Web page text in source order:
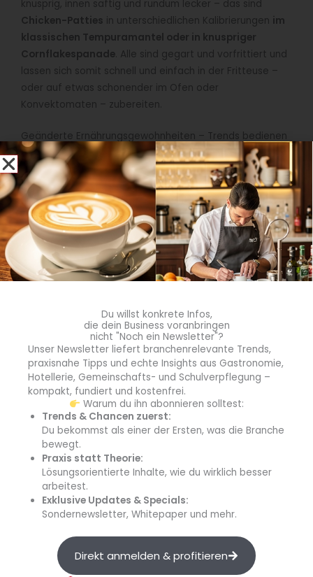
knusprig, innen saftig und rundum lecker – das sind
Chicken-Patties in unterschiedlichen Kalibrierungen im
klassischen Tempuramantel oder in knuspriger
Cornflakespanade . Alle sind gegart und vorfrittiert und
lassen sich somit schnell und einfach in der Fritteuse –
oder auf etwas schonender im Ofen oder
Konvektomaten – zubereiten.
Geänderte Ernährungsgewohnheiten – Trends bedienen
Gäste fragen vermehrt nach Angeboten mit weniger
oder ganz ohne Fleisch? Foodworks hat auch hier die
passende Lösung. DerSuperburgerin zwei
Grammaturen bietet vollen Geschmack bei nur
51 Prozent Fleisch. Hier sorgt die abgestimmte
Kombination von saftigemBeef, Erbsenprotein und
einer feinen Würzungfür ein vollmundiges
Geschmackserlebnis.
Basis greifen Profis im Außer-Haus-Markt zum
Powered-Cornflakes-Burger.Dieserrein pflanzliche
Burger auf Erbsenproteinbasis kommt mit einer
Cornflakespanade extra knusprig daher. Gegart,
vorfrittiert und tiefgefroren muss er lediglich in Fritteuse,
Konvektomat oder Backofen zubereitet und mit
veganen Garnituren als trendiger Burger für den
fleischlosen Genuss serviert werden.
Das umfangreiche Burgerpatty-Sortiment und weitere
Fingerfood- und Snackprodukte finden Sie auf der
Unternehmenswebsite.
Du willst konkrete Infos,
die dein Business voranbringen
nicht "Noch ein Newsletter"?
Unser Newsletter liefert branchenrelevante Trends,
praxisnahe Tipps und echte Insights aus Gastronomie,
Hotellerie, Gemeinschafts- und Schulverpflegung –
kompakt, fundiert und kostenfrei.
Warum du ihn abonnieren solltest:
Trends & Chancen zuerst:
Du bekommst als einer der Ersten, was die Branche
bewegt.
Praxis statt Theorie:
Lösungsorientierte Inhalte, wie du wirklich besser
arbeitest.
Exklusive Updates & Specials:
Sondernewsletter, Whitepaper und mehr.
Direkt anmelden & profitieren